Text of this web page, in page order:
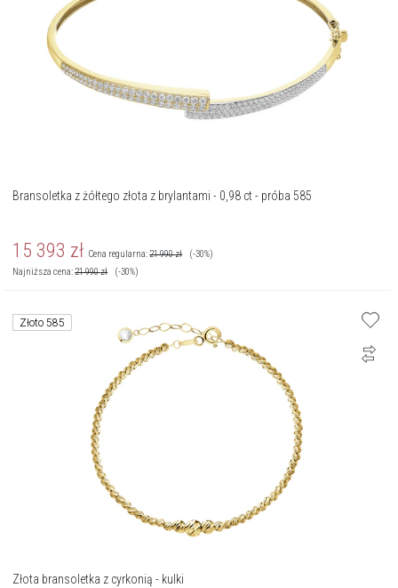
Bransoletka z żółtego złota z brylantami - 0,98 ct - próba 585
15 393 zł Cena regularna:21 990zł
(-30%)
Najniższa cena:21 990zł (-30%)
Złoto 585
Złota bransoletka z cyrkonią - kulki